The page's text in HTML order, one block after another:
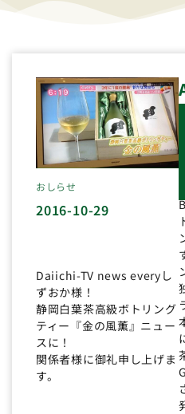
おしらせ
2016-10-29
Daiichi-TV news everyし
ずおか様！
静岡白葉茶高級ボトリング
ティー『金の風薫』ニュー
スに！
関係者様に御礼申し上げま
す。